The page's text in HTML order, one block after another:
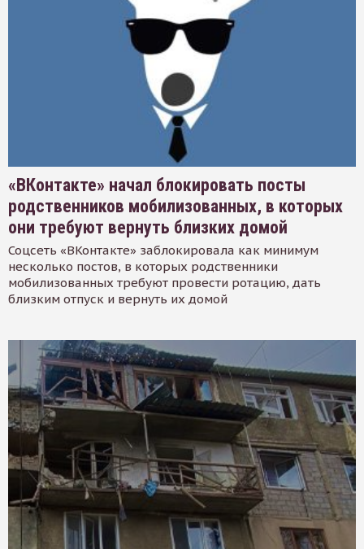
«ВКонтакте» начал блокировать посты
родственников мобилизованных, в которых
они требуют вернуть близких домой
Соцсеть «ВКонтакте» заблокировала как минимум
несколько постов, в которых родственники
мобилизованных требуют провести ротацию, дать
близким отпуск и вернуть их домой